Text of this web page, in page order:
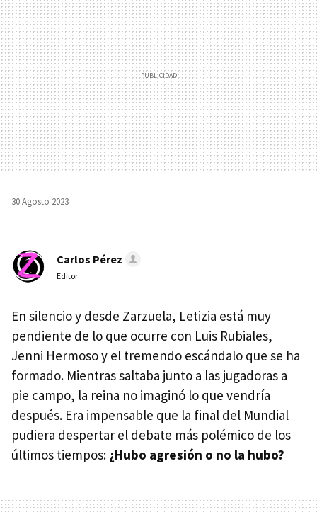
30 Agosto 2023
Carlos Pérez
Editor
En silencio y desde Zarzuela, Letizia está muy
pendiente de lo que ocurre con Luis Rubiales,
Jenni Hermoso y el tremendo escándalo que se ha
formado. Mientras saltaba junto a las jugadoras a
pie campo, la reina no imaginó lo que vendría
después. Era impensable que la final del Mundial
pudiera despertar el debate más polémico de los
últimos tiempos: ¿Hubo agresión o no la hubo?